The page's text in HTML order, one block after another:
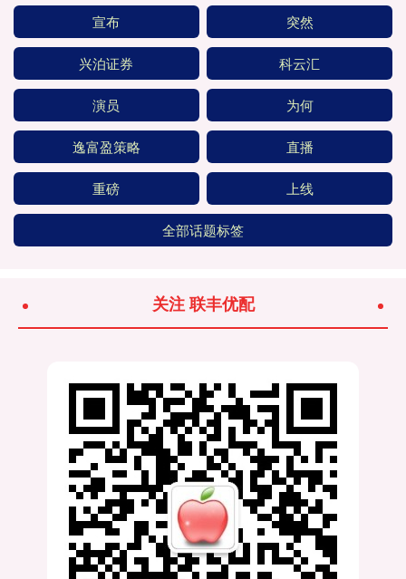
宣布 突然
兴泊证券 科云汇
演员 为何
逸富盈策略 直播
重磅 上线
全部话题标签
关注 联丰优配